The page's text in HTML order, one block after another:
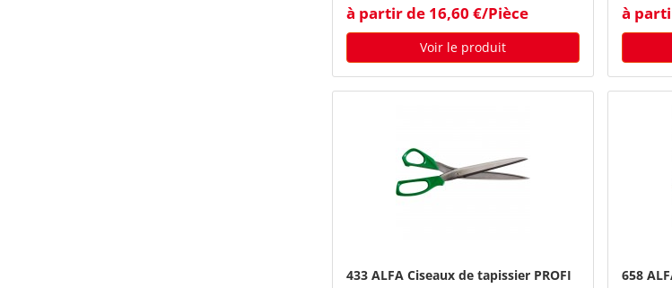
à partir de 16,60 €/Pièce
Voir le produit
à
433 ALFA Ciseaux de tapissier PROFI 658